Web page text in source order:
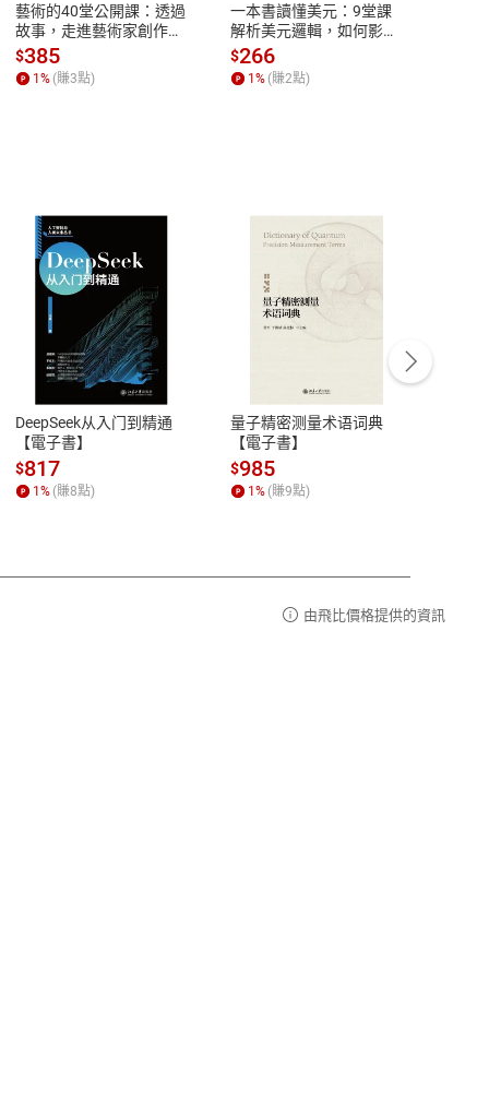
性
參
客服資訊
服務時間：週一到週五 10:00-12:00、
13:00-17:00 (國定假日及例假日休息)
客服電話：0080-1857077
藝術的40堂公開課：透過
故事，走進藝術家創作現
場，看藝術如何誕生、如
何形塑人類生活【電子
書】
$385
1% (賺3點)
一本書讀懂美元：9堂課
解析美元邏輯，如何影響
全球經濟和每個人的投資
【電子書】
$266
1% (賺2點)
DeepSeek从入门到精通
【電子書】
$817
1% (賺8點)
量子精密测量术语词典
【電子書】
$985
1% (賺9點)
由飛比價格提供的資訊